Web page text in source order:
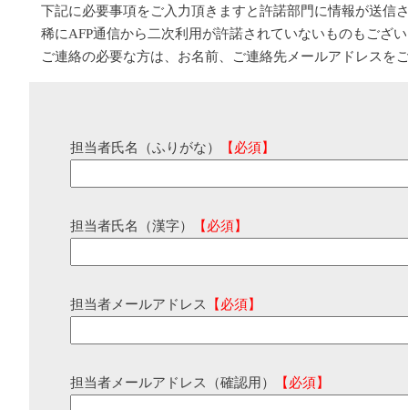
下記に必要事項をご入力頂きますと許諾部門に情報が送信
稀にAFP通信から二次利用が許諾されていないものもござ
ご連絡の必要な方は、お名前、ご連絡先メールアドレスを
担当者氏名（ふりがな） 【必須】
担当者氏名（漢字） 【必須】
担当者メールアドレス 【必須】
担当者メールアドレス（確認用） 【必須】